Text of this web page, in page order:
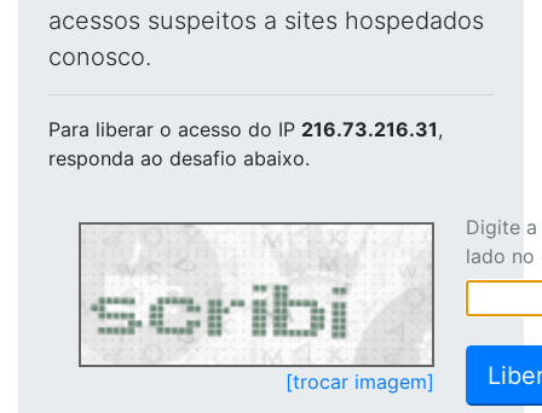
acessos suspeitos a sites hospedados
conosco.
Para liberar o acesso do IP 216.73.216.31,
responda ao desafio abaixo.
[trocar imagem]
Digite
lado no